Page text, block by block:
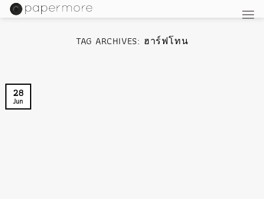
Skip
to
TAG ARCHIVES: ฮาร์ฟโทน
28
Jun